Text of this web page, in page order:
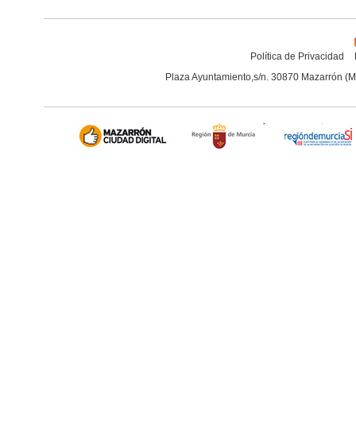
Política de Privacidad
Plaza Ayuntamiento,s/n. 30870 Mazarrón